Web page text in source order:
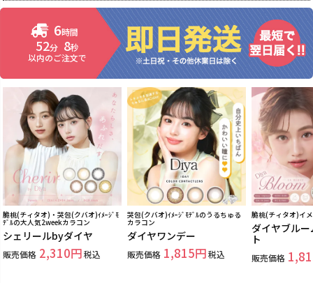
6時間
52分 7秒
以内のご注文で
脆桃(チィタオ)・哭包(クバオ)ｲﾒｰｼﾞﾓ
ﾃﾞﾙの大人気2weekカラコン
シェリールbyダイヤ
販売価格 2,310 税込
哭包(クバオ)ｲﾒｰｼﾞﾓﾃﾞﾙのうるちゅる
カラコン
ダイヤワンデー
販売価格 1,815 税込
脆桃(チィタオ)イ
ダイヤブル
ト
販売価格